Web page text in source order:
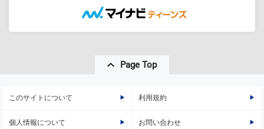
Page Top
このサイトについて 利用規約
個人情報について お問い合わせ